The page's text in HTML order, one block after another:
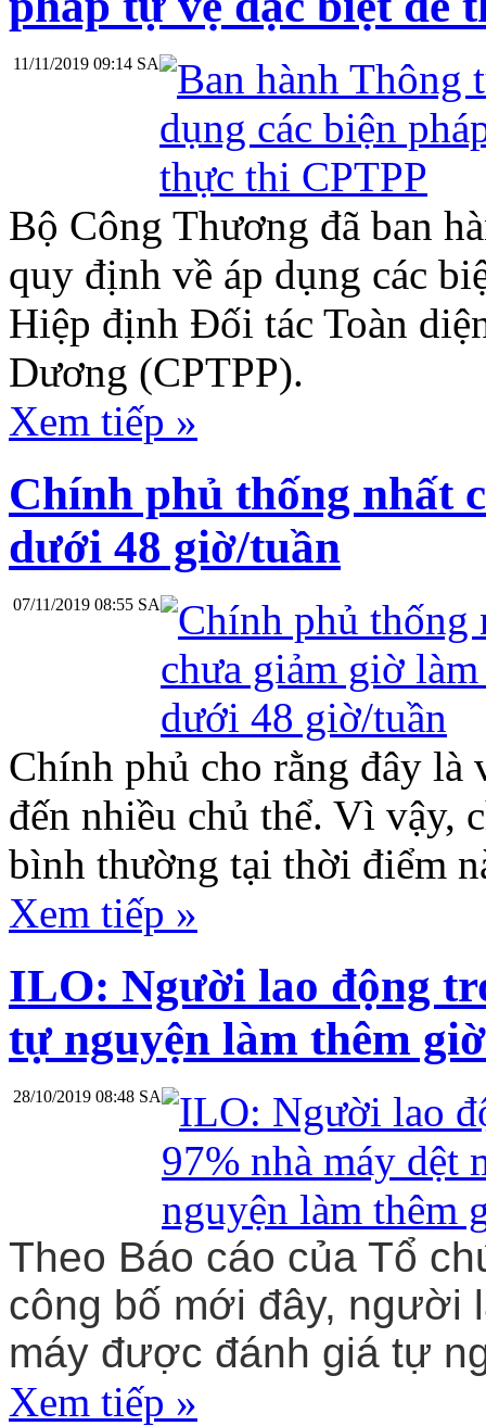
11/11/2019 09:14 SA
Bộ Công Thương đã ban
quy định về áp dụng các
Hiệp định Đối tác Toàn
Dương (CPTPP).
Xem tiếp »
Chính phủ thống nhất
dưới 48 giờ/tuần
07/11/2019 08:55 SA
Chính phủ cho rằng đây là
đến nhiều chủ thể. Vì vậy,
bình thường tại thời điểm
Xem tiếp »
ILO: Người lao động
tự nguyện làm thêm giờ
28/10/2019 08:48 SA
Theo Báo cáo của Tổ
công bố mới đây, người
máy được đánh giá tự
Xem tiếp »